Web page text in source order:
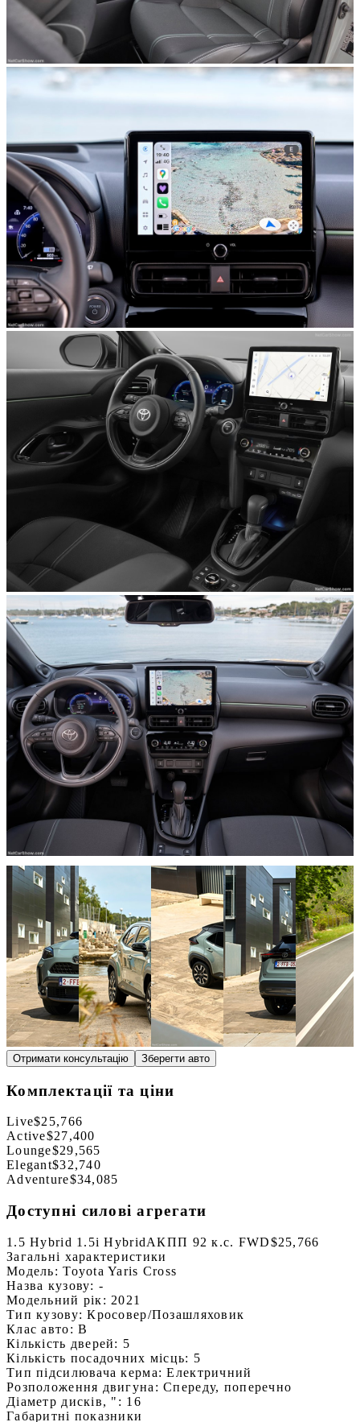
Отримати консультацію Зберегти авто
Комплектації та ціни
Live$25,766
Active$27,400
Lounge$29,565
Elegant$32,740
Adventure$34,085
Доступні силові агрегати
1.5 Hybrid 1.5i HybridАКПП 92 к.с. FWD$25,766
Загальні характеристики
Модель:Toyota Yaris Cross
Назва кузову: -
Модельний рік: 2021
Тип кузову:Кросовер/Позашляховик
Клас авто:B
Кількість дверей: 5
Кількість посадочних місць: 5
Тип підсилювача керма:Електричний
Розположення двигуна:Спереду, поперечно
Діаметр дисків, ": 16
Габаритні показники